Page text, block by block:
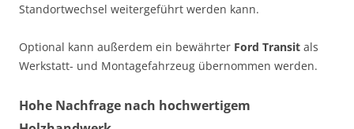
Standortwechsel weitergeführt werden kann.
Optional kann außerdem ein bewährter Ford Transit als
Werkstatt- und Montagefahrzeug übernommen werden.
Hohe Nachfrage nach hochwertigem